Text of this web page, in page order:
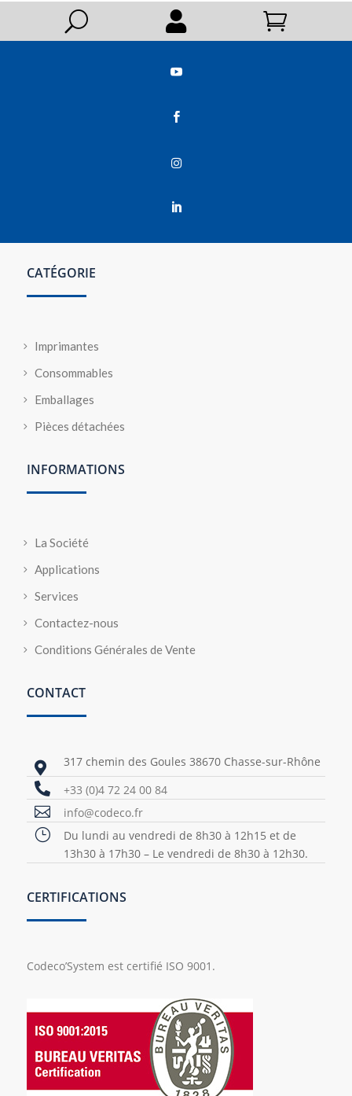
U  




CATÉGORIE
Imprimantes
Consommables
Emballages
Pièces détachées
INFORMATIONS
La Société
Applications
Services
Contactez-nous
Conditions Générales de Vente
CONTACT
 317 chemin des Goules 38670 Chasse-sur-Rhône
 +33 (0)4 72 24 00 84
 info@codeco.fr
}
Du lundi au vendredi de 8h30 à 12h15 et de
13h30 à 17h30 – Le vendredi de 8h30 à 12h30.
CERTIFICATIONS
Codeco’System est certifié ISO 9001.